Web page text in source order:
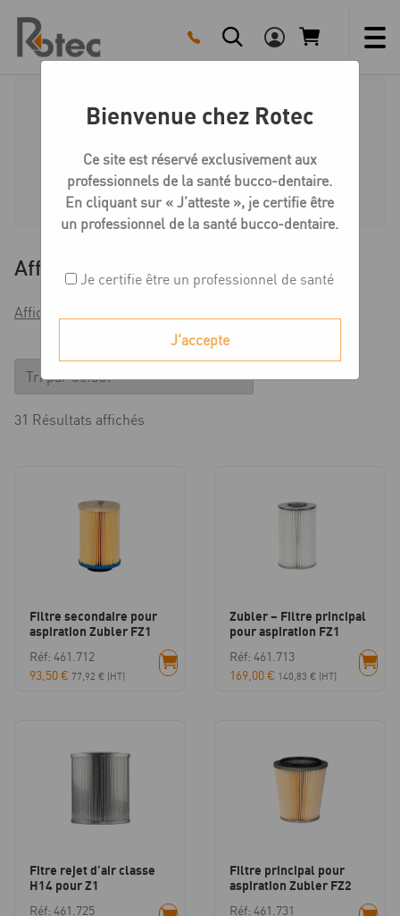
content
Aspiration
Accueil Boutique Matériel Aspiration
Affiner
Afficher les filtres
31 Résultats affichés
Filtre secondaire pour
aspiration Zubler FZ1
Réf: 461.712
93,50€ 77,92 € (HT)
Zubler – Filtre principal
pour aspiration FZ1
Réf: 461.713
169,00€ 140,83 € (HT)
Fitre rejet d’air classe
H14 pour Z1
Réf: 461.725
Filtre principal pour
aspiration Zubler FZ2
Réf: 461.731
Bienvenue chez Rotec
Ce site est réservé exclusivement aux
professionnels de la santé bucco-dentaire.
En cliquant sur « J’atteste », je certifie être
un professionnel de la santé bucco-dentaire.
Je certifie être un professionnel de santé
J'accepte